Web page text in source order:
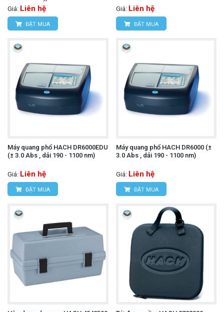
Giá: Liên hệ
ĐẶT MUA
Giá: Liên hệ
ĐẶT MUA
Máy quang phổ HACH DR6000EDU
(± 3.0 Abs , dải 190 - 1100 nm)
Giá: Liên hệ
ĐẶT MUA
Máy quang phổ HACH DR6000 (±
3.0 Abs , dải 190 - 1100 nm)
Giá: Liên hệ
ĐẶT MUA